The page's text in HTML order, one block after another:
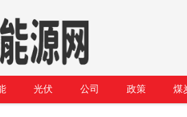
光伏 公司 政策 煤